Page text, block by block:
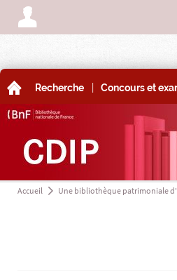
A
A Recherche | Concours et
Accueil a Une bibliothèque patrimoniale